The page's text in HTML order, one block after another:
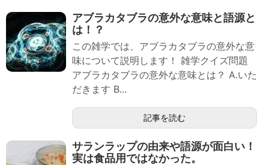
アブラカタブラの意外な意味と語源と
は！？
この雑学では、アブラカタブラの意外な意
味について説明します！ 雑学クイズ問題
アブラカタブラの意外な意味とは？ A.いた
だきます B...
記事を読む
サランラップの由来や語源が面白い！
実は食品用ではなかった。